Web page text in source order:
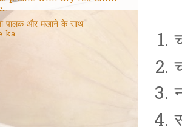
पालक और मखाने के साथ
ka...